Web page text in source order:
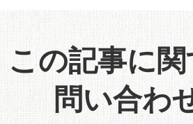
この記事に
問い合わ